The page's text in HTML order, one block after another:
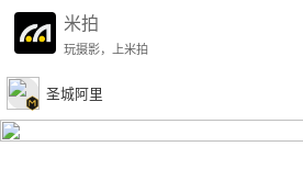
米拍
玩摄影，上米拍
圣城阿里